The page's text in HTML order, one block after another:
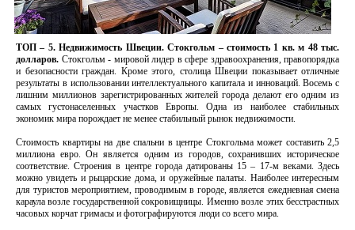
ТОП – 5.Недвижимость Швеции. Стокгольм – стоимость 1 кв. м 48 тыс.
долларов. Стокгольм - мировой лидер в сфере здравоохранения, правопорядка
и безопасности граждан. Кроме этого, столица Швеции показывает отличные
результаты в использовании интеллектуального капитала и инноваций. Восемь с
лишним миллионов зарегистрированных жителей города делают его одним из
самых густонаселенных участков Европы. Одна из наиболее стабильных
экономик мира порождает не менее стабильный рынок недвижимости.
Стоимость квартиры на две спальни в центре Стокгольма может составить 2,5
миллиона евро. Он является одним из городов, сохранивших историческое
соответствие. Строения в центре города датированы 15 – 17-м веками. Здесь
можно увидеть и рыцарские дома, и оружейные палаты. Наиболее интересным
для туристов мероприятием, проводимым в городе, является ежедневная смена
караула возле государственной сокровищницы. Именно возле этих бесстрастных
часовых корчат гримасы и фотографируются люди со всего мира.